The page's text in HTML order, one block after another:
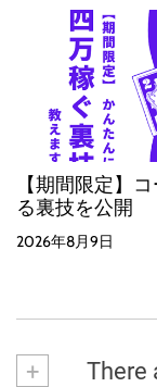
【期間限定】
る裏技を公開
2026年8月9日
+ There